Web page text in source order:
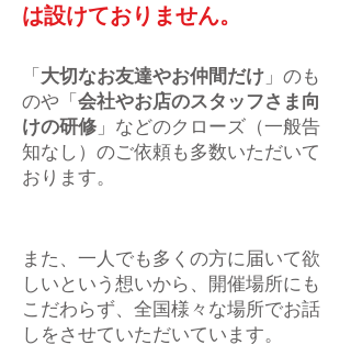
は設けておりません。
「 大切なお友達やお仲間だけ 」のも
のや「 会社やお店のスタッフさま向
けの研修 」などのクローズ（一般告
知なし）のご依頼も多数いただいて
おります。
また、一人でも多くの方に届いて欲
しいという想いから、開催場所にも
こだわらず、全国様々な場所でお話
しをさせていただいています。